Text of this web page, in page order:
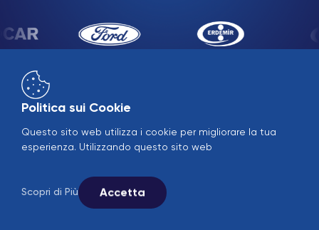
Soluzioni Settoriali
Missione, Visione
Le nostre politiche aziendali
Politica sui Cookie
Questo sito web utilizza i cookie per migliorare la tua
esperienza. Utilizzando questo sito web
Scopri di Più Accetta